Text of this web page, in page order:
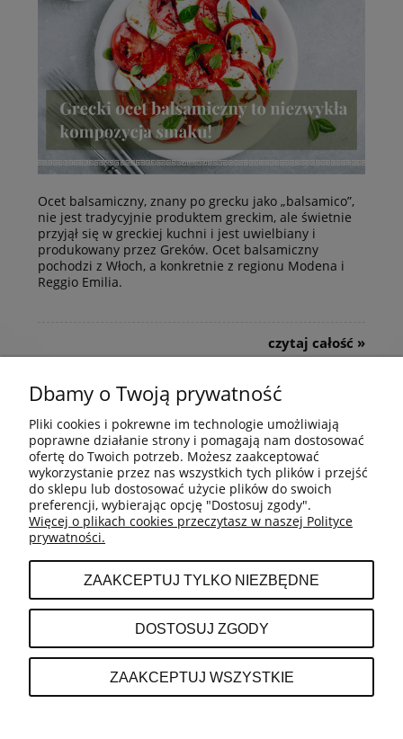
Ocet balsamiczny, znany po grecku jako „balsamico”,
nie jest tradycyjnie produktem greckim, ale świetnie
przyjął się w greckiej kuchni i jest uwielbiany i
produkowany przez Greków. Ocet balsamiczny
pochodzi z Włoch, a konkretnie z regionu Modena i
Reggio Emilia.
czytaj całość »
POMOC
MOJE KONTO
INFORMACJE
O NAS
Dbamy o Twoją prywatność
Pliki cookies i pokrewne im technologie umożliwiają
poprawne działanie strony i pomagają nam dostosować
ofertę do Twoich potrzeb. Możesz zaakceptować
wykorzystanie przez nas wszystkich tych plików i przejść
do sklepu lub dostosować użycie plików do swoich
preferencji, wybierając opcję "Dostosuj zgody".
Więcej o plikach cookies przeczytasz w naszej Polityce
prywatności.
ZAAKCEPTUJ TYLKO NIEZBĘDNE
DOSTOSUJ ZGODY
ZAAKCEPTUJ WSZYSTKIE